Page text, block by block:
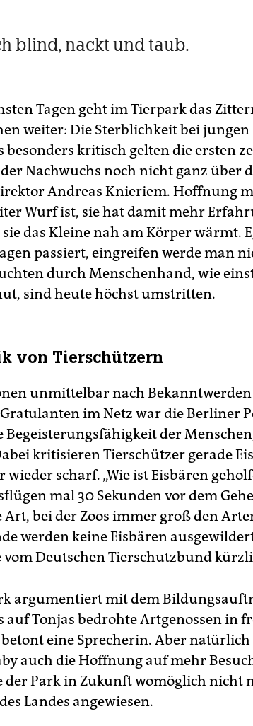
blind, nackt und taub.
Tagen geht im Tierpark das
weiter: Die Sterblichkeit bei jungen
besonders kritisch gelten die ersten
Nachwuchs noch nicht ganz über
Andreas Knieriem. Hoffnung
Wurf ist, sie hat damit mehr
sie das Kleine nah am Körper wärmt.
passiert, eingreifen werde man
durch Menschenhand, wie
sind heute höchst umstritten.
von Tierschützern
unmittelbar nach
im Netz war die Berliner
Begeisterungsfähigkeit der
kritisieren Tierschützer gerade
wieder scharf. „Wie ist Eisbären
mal 30 Sekunden vor dem
Art, bei der Zoos immer groß den
werden keine Eisbären
vom Deutschen Tierschutzbund
argumentiert mit dem
auf Tonjas bedrohte Artgenossen in
eine Sprecherin. Aber
auch die Hoffnung auf mehr
der Park in Zukunft womöglich nicht
Landes angewiesen.